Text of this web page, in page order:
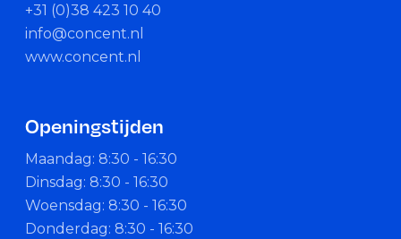
+31 (0)38 423 10 40
info@concent.nl
www.concent.nl
Openingstijden
Maandag: 8:30 - 16:30
Dinsdag: 8:30 - 16:30
Woensdag: 8:30 - 16:30
Donderdag: 8:30 - 16:30